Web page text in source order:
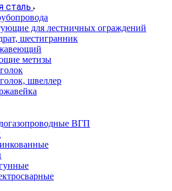
сталь
для лестничных ограждений
шестигранник
метизы
швеллер
ВГП